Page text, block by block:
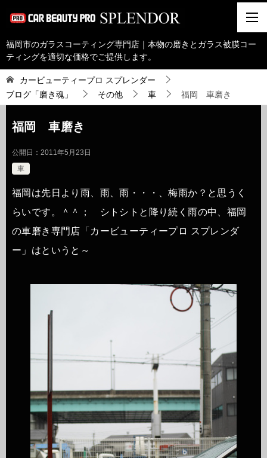
福岡市のガラスコーティング専門店｜本物の磨きとガラス被膜コー
ティングを適切な価格でご提供します。
カービューティープロ スプレンダー
ブログ「磨き魂」
その他 車 福岡 車磨き
福岡 車磨き
公開日： 2011年5月23日
車
福岡は先日より雨、雨、雨・・・、梅雨か？と思うく
らいです。＾＾； シトシトと降り続く雨の中、福岡
の車磨き専門店「カービューティープロ スプレンダ
ー」はというと～